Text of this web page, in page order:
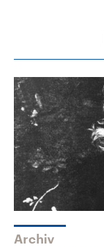
Archiv